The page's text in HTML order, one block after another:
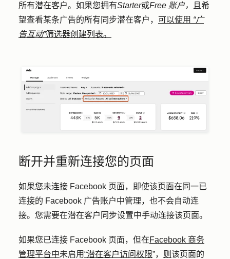
所有潜在客户。如果您拥有Starter或Free 账户，
且希
望查看某条广告的所有同步潜在客户， 可以使用 “广
告互动”筛选器创建列表。
断开并重新连接您的页面
如果您未连接 Facebook 页面，即使该页面在同一已
连接的 Facebook 广告账户中管理，也不会自动连
接。您需要在潜在客户同步设置中手动连接该页面。
如果您已连接 Facebook 页面，但在Facebook 商务
管理平台中未启用“潜在客户访问权限”， 则 该页面的